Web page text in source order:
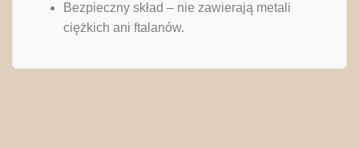
Bezpieczny skład – nie zawierają metali
ciężkich ani ftalanów.